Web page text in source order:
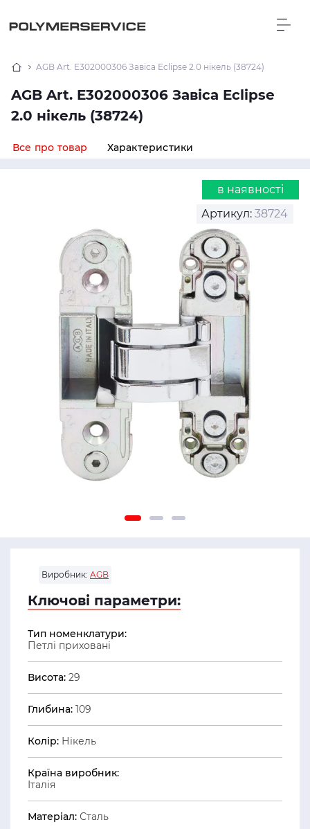
AGB Art. E302000306 Завіса Eclipse 2.0 нікель (38724)
AGB Art. E302000306 Завіса Eclipse
2.0 нікель (38724)
Все про товар Характеристики
в наявності
Артикул: 38724
Виробник: AGB
Ключові параметри:
Тип номенклатури:
Петлі приховані
Висота: 29
Глибина: 109
Колір: Нікель
Країна виробник:
Італія
Матеріал: Сталь